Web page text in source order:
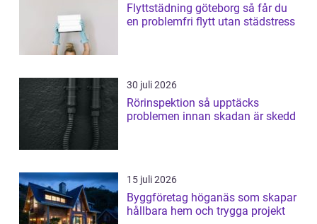
Flyttstädning göteborg så får du
en problemfri flytt utan städstress
30 juli 2026
Rörinspektion så upptäcks
problemen innan skadan är skedd
15 juli 2026
Byggföretag höganäs som skapar
hållbara hem och trygga projekt